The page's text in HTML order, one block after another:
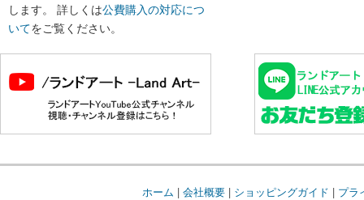
します。 詳しくは公費購入の対応につ
いてをご覧ください。
ホーム | 会社概要| ショッピングガイド | プラ